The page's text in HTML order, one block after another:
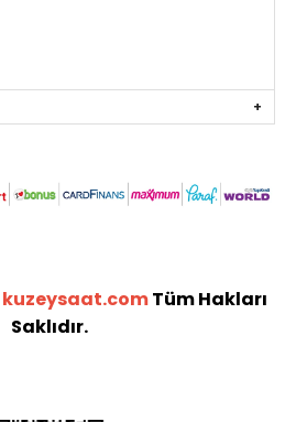
kuzeysaat.comTüm Hakları
Saklıdır.